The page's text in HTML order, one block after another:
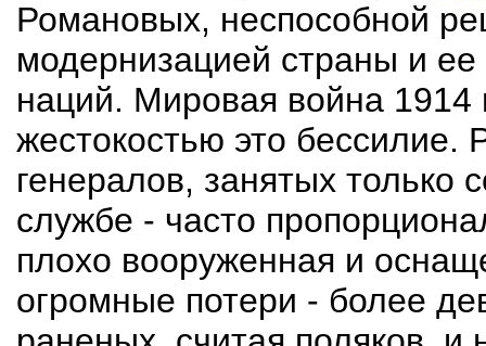
Романовых, неспособной
модернизацией страны и
наций. Мировая война 1914
жестокостью это бессилие.
генералов, занятых
службе - часто
плохо вооруженная и
огромные потери - более